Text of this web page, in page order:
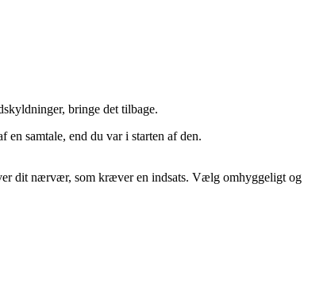
bringe det tilbage.
samtale, end du var i starten af ​​den.
dit nærvær, som kræver en indsats. Vælg omhyggeligt og